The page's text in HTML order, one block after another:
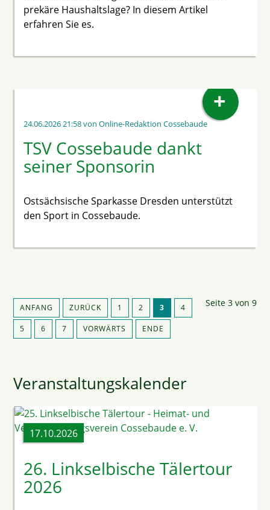
prekäre Haushaltslage? In diesem Artikel
erfahren Sie es.
24.06.2026 21:58von Online-Redaktion Cossebaude
TSV Cossebaude dankt
seiner Sponsorin
Ostsächsische Sparkasse Dresden unterstützt
den Sport in Cossebaude.
+
Seite 3 von 9
ANFANG ZURÜCK 1 2 3 4
5 6 7 VORWÄRTS ENDE
Veranstaltungskalender
26. Linkselbische Tälertour
2026
17.10.2026